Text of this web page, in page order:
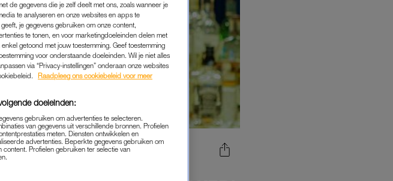
DE LEKKERSTE
LEKKER ZELF
de gegevens die je zelf deelt met ons, zoals wanneer je
te analyseren en onze websites en apps te
je gegevens gebruiken om onze content,
te tonen, en voor marketingdoeleinden delen met
getoond met jouw toestemming. Geef toestemming
voor onderstaande doeleinden. Wil je niet alles
via “Privacy-instellingen” onderaan onze websites
Raadpleeg ons cookiebeleid voor meer
doeleinden:
gebruiken om advertenties te selecteren.
van gegevens uit verschillende bronnen. Profielen
meten. Diensten ontwikkelen en
advertenties. Beperkte gegevens gebruiken om
Profielen gebruiken ter selectie van